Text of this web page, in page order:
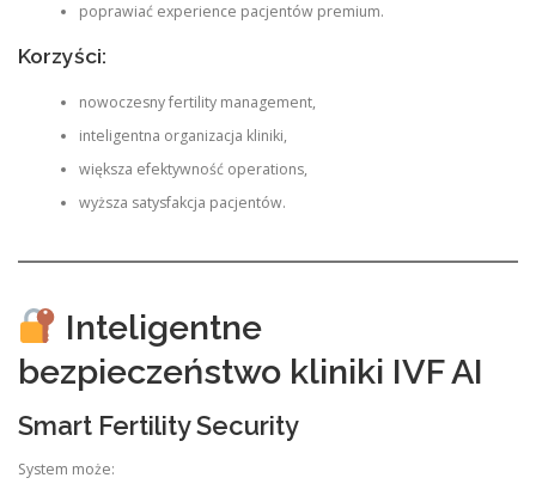
poprawiać experience pacjentów premium.
Korzyści:
nowoczesny fertility management,
inteligentna organizacja kliniki,
większa efektywność operations,
wyższa satysfakcja pacjentów.
Inteligentne
bezpieczeństwo kliniki IVF AI
Smart Fertility Security
System może: